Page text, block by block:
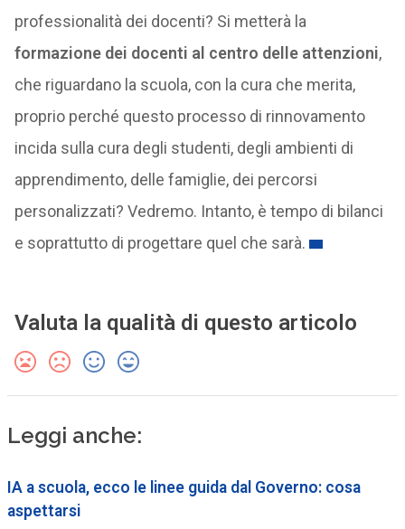
professionalità dei docenti? Si metterà la
formazione dei docenti al centro delle attenzioni,
che riguardano la scuola, con la cura che merita,
proprio perché questo processo di rinnovamento
incida sulla cura degli studenti, degli ambienti di
apprendimento, delle famiglie, dei percorsi
personalizzati? Vedremo. Intanto, è tempo di bilanci
e soprattutto di progettare quel che sarà.
Valuta la qualità di questo articolo
Leggi anche:
IA a scuola, ecco le linee guida dal Governo: cosa
aspettarsi